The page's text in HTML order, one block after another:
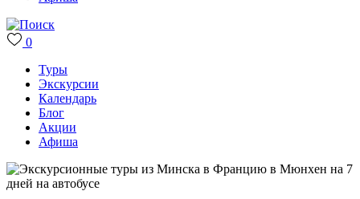
0
Туры
Экскурсии
Календарь
Блог
Акции
Афиша